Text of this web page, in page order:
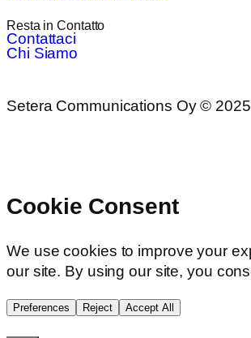
Resta in Contatto
Contattaci
Chi Siamo
Setera Communications Oy © 2025